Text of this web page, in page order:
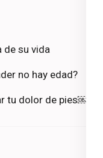
de su vida
no hay edad?
tu dolor de pies￼